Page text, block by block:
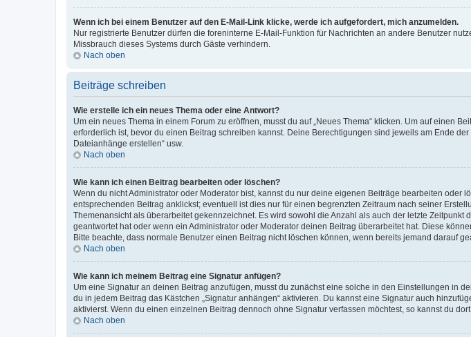
Wenn ich bei einem Benutzer auf den E-Mail-Link klicke, werde ich aufgefordert, mich anzumelden.
Nur registrierte Benutzer dürfen die foreninterne E-Mail-Funktion für Nachrichten an andere Benutzer
Missbrauch dieses Systems durch Gäste verhindern.
Nach oben
Beiträge schreiben
Wie erstelle ich ein neues Thema oder eine Antwort?
Um ein neues Thema in einem Forum zu eröffnen, musst du auf „Neues Thema“ klicken. Um auf einen
erforderlich ist, bevor du einen Beitrag schreiben kannst. Deine Berechtigungen sind jeweils am Ende
Dateianhänge erstellen“ usw.
Nach oben
Wie kann ich einen Beitrag bearbeiten oder löschen?
Wenn du nicht Administrator oder Moderator bist, kannst du nur deine eigenen Beiträge bearbeiten oder
entsprechenden Beitrag anklickst; eventuell ist dies nur für einen begrenzten Zeitraum nach seiner
Themenansicht als überarbeitet gekennzeichnet. Es wird sowohl die Anzahl als auch der letzte
geantwortet hat oder wenn ein Administrator oder Moderator deinen Beitrag überarbeitet hat. Diese
Bitte beachte, dass normale Benutzer einen Beitrag nicht löschen können, wenn bereits jemand darauf
Nach oben
Wie kann ich meinem Beitrag eine Signatur anfügen?
Um eine Signatur an deinen Beitrag anzufügen, musst du zunächst eine solche in den Einstellungen in
du in jedem Beitrag das Kästchen „Signatur anhängen“ aktivieren. Du kannst eine Signatur auch
aktivierst. Wenn du einen einzelnen Beitrag dennoch ohne Signatur verfassen möchtest, so kannst du
Nach oben